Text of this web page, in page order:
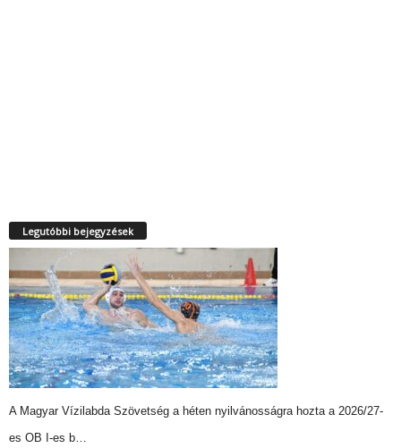
Legutóbbi bejegyzések
A Magyar Vízilabda Szövetség a héten nyilvánosságra hozta a 2026/27-
es OB I-es b…